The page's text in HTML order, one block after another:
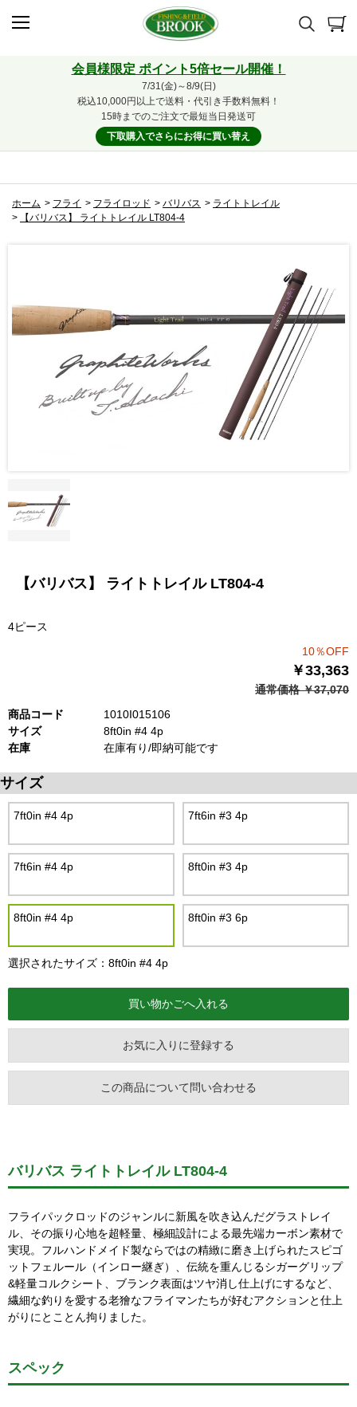
会員様限定 ポイント5倍セール開催！
7/31(金)～8/9(日)
税込10,000円以上で送料・代引き手数料無料！
15時までのご注文で最短当日発送可
下取購入でさらにお得に買い替え
ホーム > フライ > フライロッド > バリバス > ライトトレイル
>
【バリバス】 ライトトレイル LT804-4
【バリバス】 ライトトレイル LT804-4
4ピース
10％OFF
￥33,363
通常価格 ￥37,070
商品コード
1010I015106
サイズ
8ft0in #4 4p
在庫
在庫有り/即納可能です
サイズ
7ft0in #4 4p 7ft6in #3 4p
7ft6in #4 4p 8ft0in #3 4p
8ft0in #4 4p 8ft0in #3 6p
選択されたサイズ：8ft0in #4 4p
お気に入りに登録する
この商品について問い合わせる
バリバス ライトトレイル LT804-4
フライパックロッドのジャンルに新風を吹き込んだグラストレイ
ル、その振り心地を超軽量、極細設計による最先端カーボン素材で
実現。フルハンドメイド製ならではの精緻に磨き上げられたスピゴ
ットフェルール（インロー継ぎ）、伝統を重んじるシガーグリップ
&軽量コルクシート、ブランク表面はツヤ消し仕上げにするなど、
繊細な釣りを愛する老獪なフライマンたちが好むアクションと仕上
がりにとことん拘りました。
スペック